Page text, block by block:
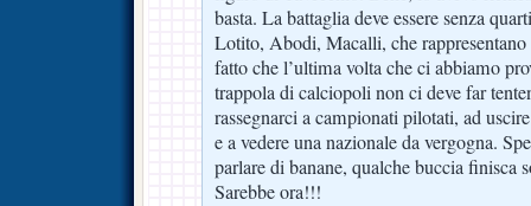
basta. La battaglia deve essere senza
Lotito, Abodi, Macalli, che
fatto che l’ultima volta che ci abbiamo
trappola di calciopoli non ci deve far
rassegnarci a campionati pilotati, ad
e a vedere una nazionale da vergogna.
parlare di banane, qualche buccia finisca
Sarebbe ora!!!